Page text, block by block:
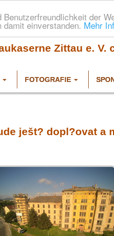
der
einverstanden. Mehr
Zittau e. V.
FOTOGRAFIE
ješt? dopl?ovat a